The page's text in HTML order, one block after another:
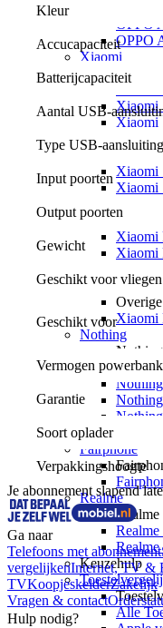
OPPO
OPPO
Xiaomi
Xiaomi
Xiaomi
Xiaomi
Xiaomi
Xiaomi
Xiaomi
Xiaomi
Xiaomi
Xiaomi
Xiaomi
Xiaomi
Overige
Xiaomi
Nothing
Nothing
Nothing
Fairphone
Realme
Realme
Keuzehulp
Alle
Kleur
Accucapaciteit
Batterijcapaciteit
Aantal USB-
Type USB-aansluiting
Input poorten
Output poorten
Gewicht
Geschikt voor vliegen
Geschikt voor
Vermogen powerbank
Garantie
Soort oplader
Verpakkingshoogte
Je abonnement slapend
Ga naar
Telefoons met abonnement
vergelijkenInternet, TV &
TVKoopjeskelderZakelijk
Vragen & contact
Hulp nodig?